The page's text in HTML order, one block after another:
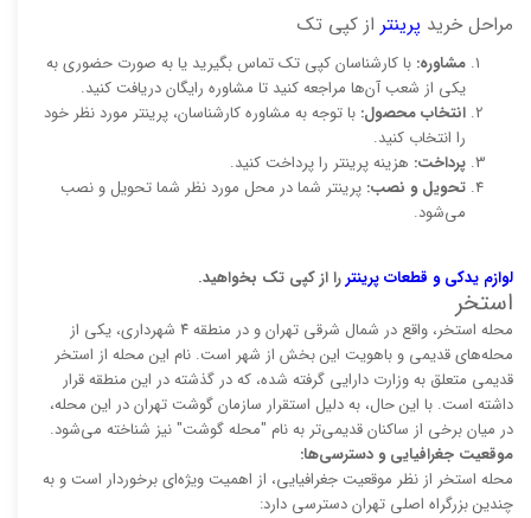
مراحل خرید پرینتر از کپی تک
مشاوره: با کارشناسان کپی تک تماس بگیرید یا به صورت حضوری به
یکی از شعب آن‌ها مراجعه کنید تا مشاوره رایگان دریافت کنید.
انتخاب محصول: با توجه به مشاوره کارشناسان، پرینتر مورد نظر خود
را انتخاب کنید.
پرداخت: هزینه پرینتر را پرداخت کنید.
تحویل و نصب: پرینتر شما در محل مورد نظر شما تحویل و نصب
می‌شود.
لوازم یدکی و قطعات پرینتررا از کپی تک بخواهید.
استخر
محله استخر، واقع در شمال شرقی تهران و در منطقه ۴ شهرداری، یکی از
محله‌های قدیمی و باهویت این بخش از شهر است. نام این محله از استخر
قدیمی متعلق به وزارت دارایی گرفته شده، که در گذشته در این منطقه قرار
داشته است. با این حال، به دلیل استقرار سازمان گوشت تهران در این محله،
در میان برخی از ساکنان قدیمی‌تر به نام "محله گوشت" نیز شناخته می‌شود.
موقعیت جغرافیایی و دسترسی‌ها:
محله استخر از نظر موقعیت جغرافیایی، از اهمیت ویژه‌ای برخوردار است و به
چندین بزرگراه اصلی تهران دسترسی دارد: